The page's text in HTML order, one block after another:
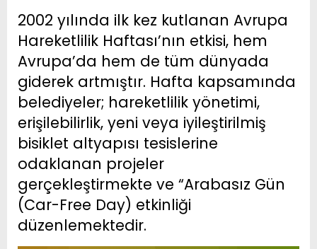
2002 yılında ilk kez kutlanan Avrupa
Hareketlilik Haftası’nın etkisi, hem
Avrupa’da hem de tüm dünyada
giderek artmıştır. Hafta kapsamında
belediyeler; hareketlilik yönetimi,
erişilebilirlik, yeni veya iyileştirilmiş
bisiklet altyapısı tesislerine
odaklanan projeler
gerçekleştirmekte ve “Arabasız Gün
(Car-Free Day) etkinliği
düzenlemektedir.